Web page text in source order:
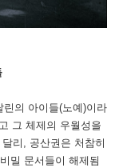
의 아이들(노예)이라
그 체제의 우월성을
리, 공산권은 처참히
밀 문서들이 해제됨